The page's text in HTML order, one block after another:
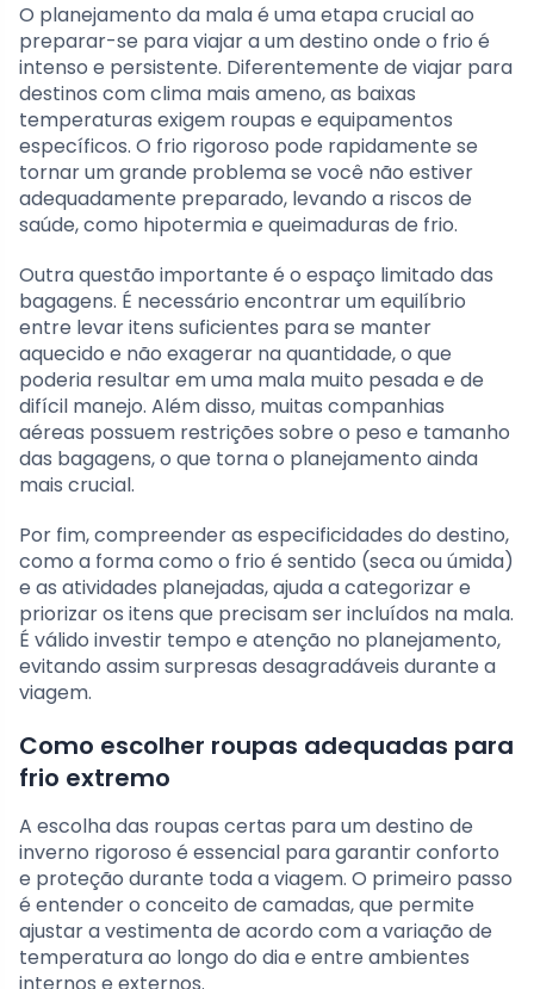
O planejamento da mala é uma etapa crucial ao
preparar-se para viajar a um destino onde o frio é
intenso e persistente. Diferentemente de viajar para
destinos com clima mais ameno, as baixas
temperaturas exigem roupas e equipamentos
específicos. O frio rigoroso pode rapidamente se
tornar um grande problema se você não estiver
adequadamente preparado, levando a riscos de
saúde, como hipotermia e queimaduras de frio.
Outra questão importante é o espaço limitado das
bagagens. É necessário encontrar um equilíbrio
entre levar itens suficientes para se manter
aquecido e não exagerar na quantidade, o que
poderia resultar em uma mala muito pesada e de
difícil manejo. Além disso, muitas companhias
aéreas possuem restrições sobre o peso e tamanho
das bagagens, o que torna o planejamento ainda
mais crucial.
Por fim, compreender as especificidades do destino,
como a forma como o frio é sentido (seca ou úmida)
e as atividades planejadas, ajuda a categorizar e
priorizar os itens que precisam ser incluídos na mala.
É válido investir tempo e atenção no planejamento,
evitando assim surpresas desagradáveis durante a
viagem.
Como escolher roupas adequadas para
frio extremo
A escolha das roupas certas para um destino de
inverno rigoroso é essencial para garantir conforto
e proteção durante toda a viagem. O primeiro passo
é entender o conceito de camadas, que permite
ajustar a vestimenta de acordo com a variação de
temperatura ao longo do dia e entre ambientes